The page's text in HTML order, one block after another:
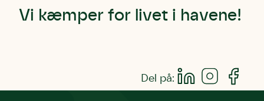
Vi kæmper for livet i havene!
Del på: